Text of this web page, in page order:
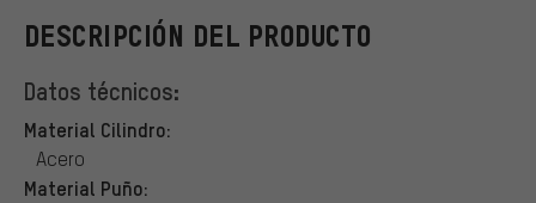
DESCRIPCIÓN DEL PRODUCTO
Datos técnicos:
Material Cilindro:
Acero
Material Puño: